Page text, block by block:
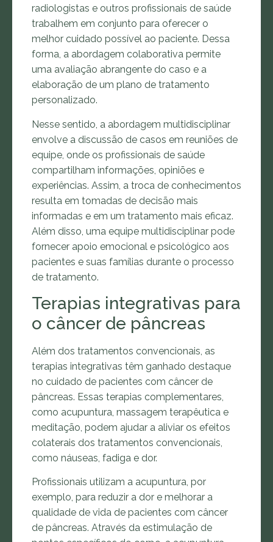
radiologistas e outros profissionais de saúde
trabalhem em conjunto para oferecer o
melhor cuidado possível ao paciente. Dessa
forma, a abordagem colaborativa permite
uma avaliação abrangente do caso e a
elaboração de um plano de tratamento
personalizado.
Nesse sentido, a abordagem multidisciplinar
envolve a discussão de casos em reuniões de
equipe, onde os profissionais de saúde
compartilham informações, opiniões e
experiências. Assim, a troca de conhecimentos
resulta em tomadas de decisão mais
informadas e em um tratamento mais eficaz.
Além disso, uma equipe multidisciplinar pode
fornecer apoio emocional e psicológico aos
pacientes e suas famílias durante o processo
de tratamento.
Terapias integrativas para
o câncer de pâncreas
Além dos tratamentos convencionais, as
terapias integrativas têm ganhado destaque
no cuidado de pacientes com câncer de
pâncreas. Essas terapias complementares,
como acupuntura, massagem terapêutica e
meditação, podem ajudar a aliviar os efeitos
colaterais dos tratamentos convencionais,
como náuseas, fadiga e dor.
Profissionais utilizam a acupuntura, por
exemplo, para reduzir a dor e melhorar a
qualidade de vida de pacientes com câncer
de pâncreas. Através da estimulação de